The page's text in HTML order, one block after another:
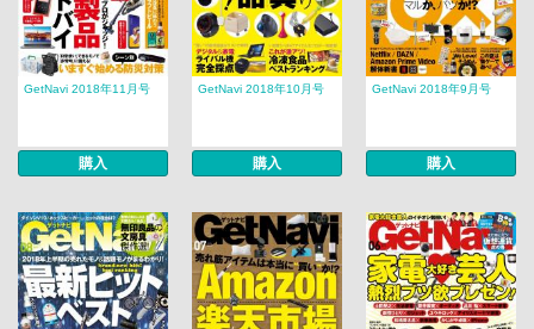
GetNavi 2018年11月号
購入
GetNavi 2018年10月号
購入
GetNavi 2018年9月号
購入